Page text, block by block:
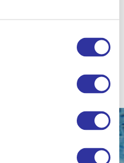
Langside College,